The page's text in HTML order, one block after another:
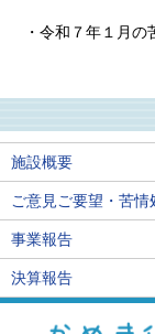
・令和７年１月の
施設概要
ご意見ご要望・苦情
事業報告
決算報告